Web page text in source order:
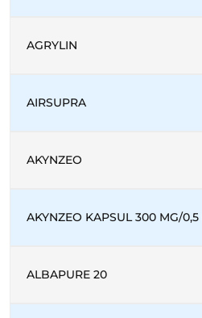
AGRYLIN
AIRSUPRA
AKYNZEO
AKYNZEO KAPSUL 300 MG/0,5
ALBAPURE 20